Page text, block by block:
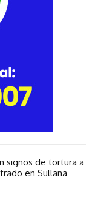
signos de tortura a
en Sullana